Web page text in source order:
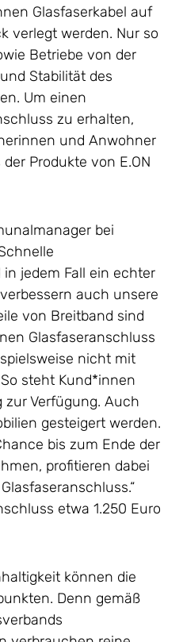
Glasfaserkabel auf
verlegt werden. Nur so
Betriebe von der
Stabilität des
Um einen
zu erhalten,
und Anwohner
Produkte von E.ON
bei
jedem Fall ein echter
auch unsere
von Breitband sind
Glasfaseranschluss
nicht mit
steht Kund*innen
Verfügung. Auch
gesteigert werden.
bis zum Ende der
profitieren dabei
etwa 1.250 Euro
können die
Denn gemäß